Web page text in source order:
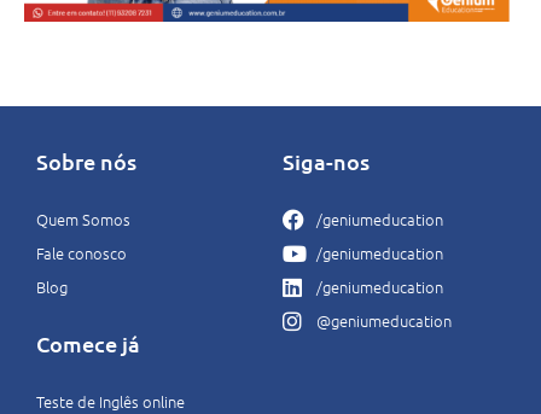
Sobre nós
Quem Somos
Fale conosco
Blog
Comece já
Teste de Inglês online
Siga-nos
/geniumeducation
/geniumeducation
/geniumeducation
@geniumeducation